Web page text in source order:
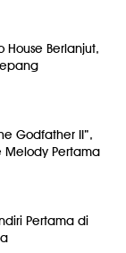
Berlanjut,
Godfather II”,
Pertama
Pertama di